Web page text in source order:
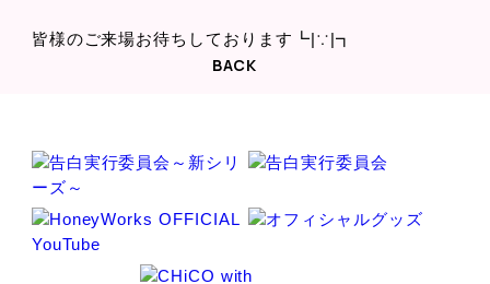
皆様のご来場お待ちしております┗|∵|┓
BACK